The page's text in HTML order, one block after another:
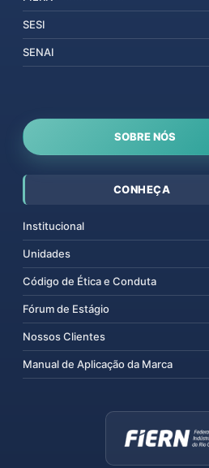
SESI
SENAI
SOBRE NÓS
CONHEÇA
Institucional
Unidades
Código de Ética e Conduta
Fórum de Estágio
Nossos Clientes
Manual de Aplicação da Marca